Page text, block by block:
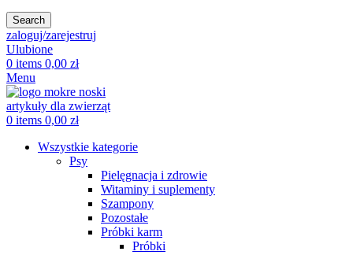
Search
zaloguj/zarejestruj
Ulubione
0 items 0,00 zł
Menu
0 items 0,00 zł
Wszystkie kategorie
Psy
Pielęgnacja i zdrowie
Witaminy i suplementy
Szampony
Pozostałe
Próbki karm
Próbki